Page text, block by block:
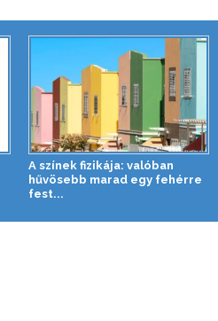
A színek fizikája: valóban
hűvösebb marad egy fehérre
fest...